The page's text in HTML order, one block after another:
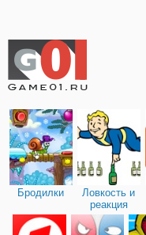
Бродилки
Ловкость и
реакция